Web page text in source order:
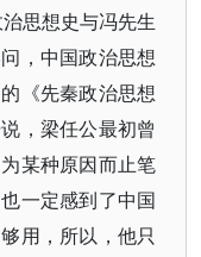
思想史与冯先生
，中国政治思想
《先秦政治思想
，梁任公最初曾
某种原因而止笔
一定感到了中国
用，所以，他只